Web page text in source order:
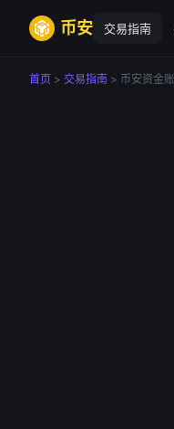
币安 交易指南
首页 > 交易指南 > 币安资金